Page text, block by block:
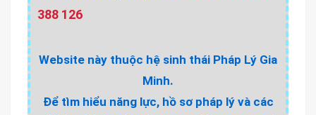
388 126
Website này thuộc hệ sinh thái Pháp Lý Gia
Minh.
Để tìm hiểu năng lực, hồ sơ pháp lý và các